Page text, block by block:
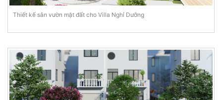
Thiết kế sân vườn mặt đất cho Villa Nghỉ Dưỡng